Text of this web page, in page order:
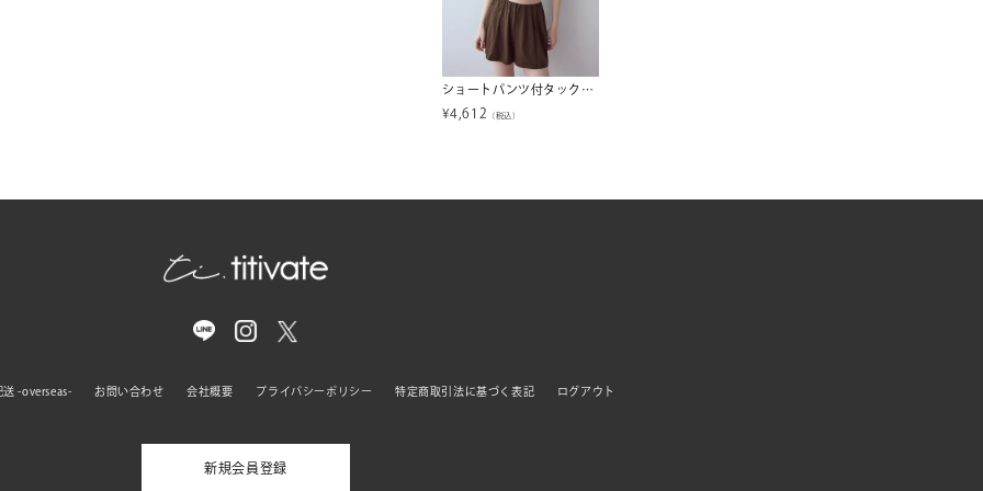
ショートパンツ付タックビキニ/セット水着【SEADRESS シードレス】
¥4,612 （税込）
送 -overseas- お問い合わせ 会社概要 プライバシーポリシー 特定商取引法に基づく表記 ログアウト
新規会員登録